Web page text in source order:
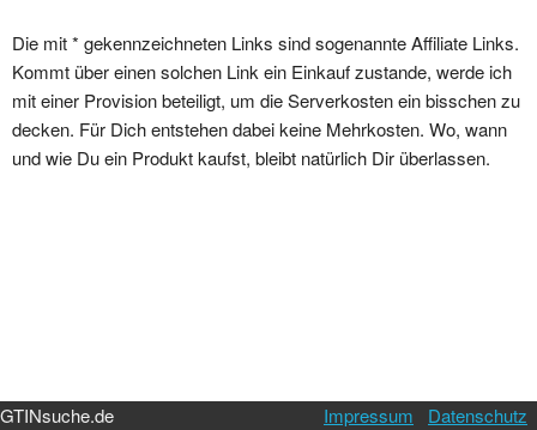
Die mit * gekennzeichneten Links sind sogenannte Affiliate Links.
Kommt über einen solchen Link ein Einkauf zustande, werde ich
mit einer Provision beteiligt, um die Serverkosten ein bisschen zu
decken. Für Dich entstehen dabei keine Mehrkosten. Wo, wann
und wie Du ein Produkt kaufst, bleibt natürlich Dir überlassen.
GTINsuche.de Impressum Datenschutz